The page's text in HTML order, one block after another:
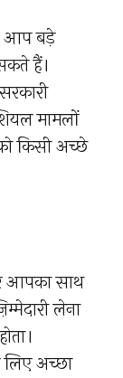
आप बड़े
हैं।
मामलों
किसी अच्छे
आपका साथ
लेना
अच्छा